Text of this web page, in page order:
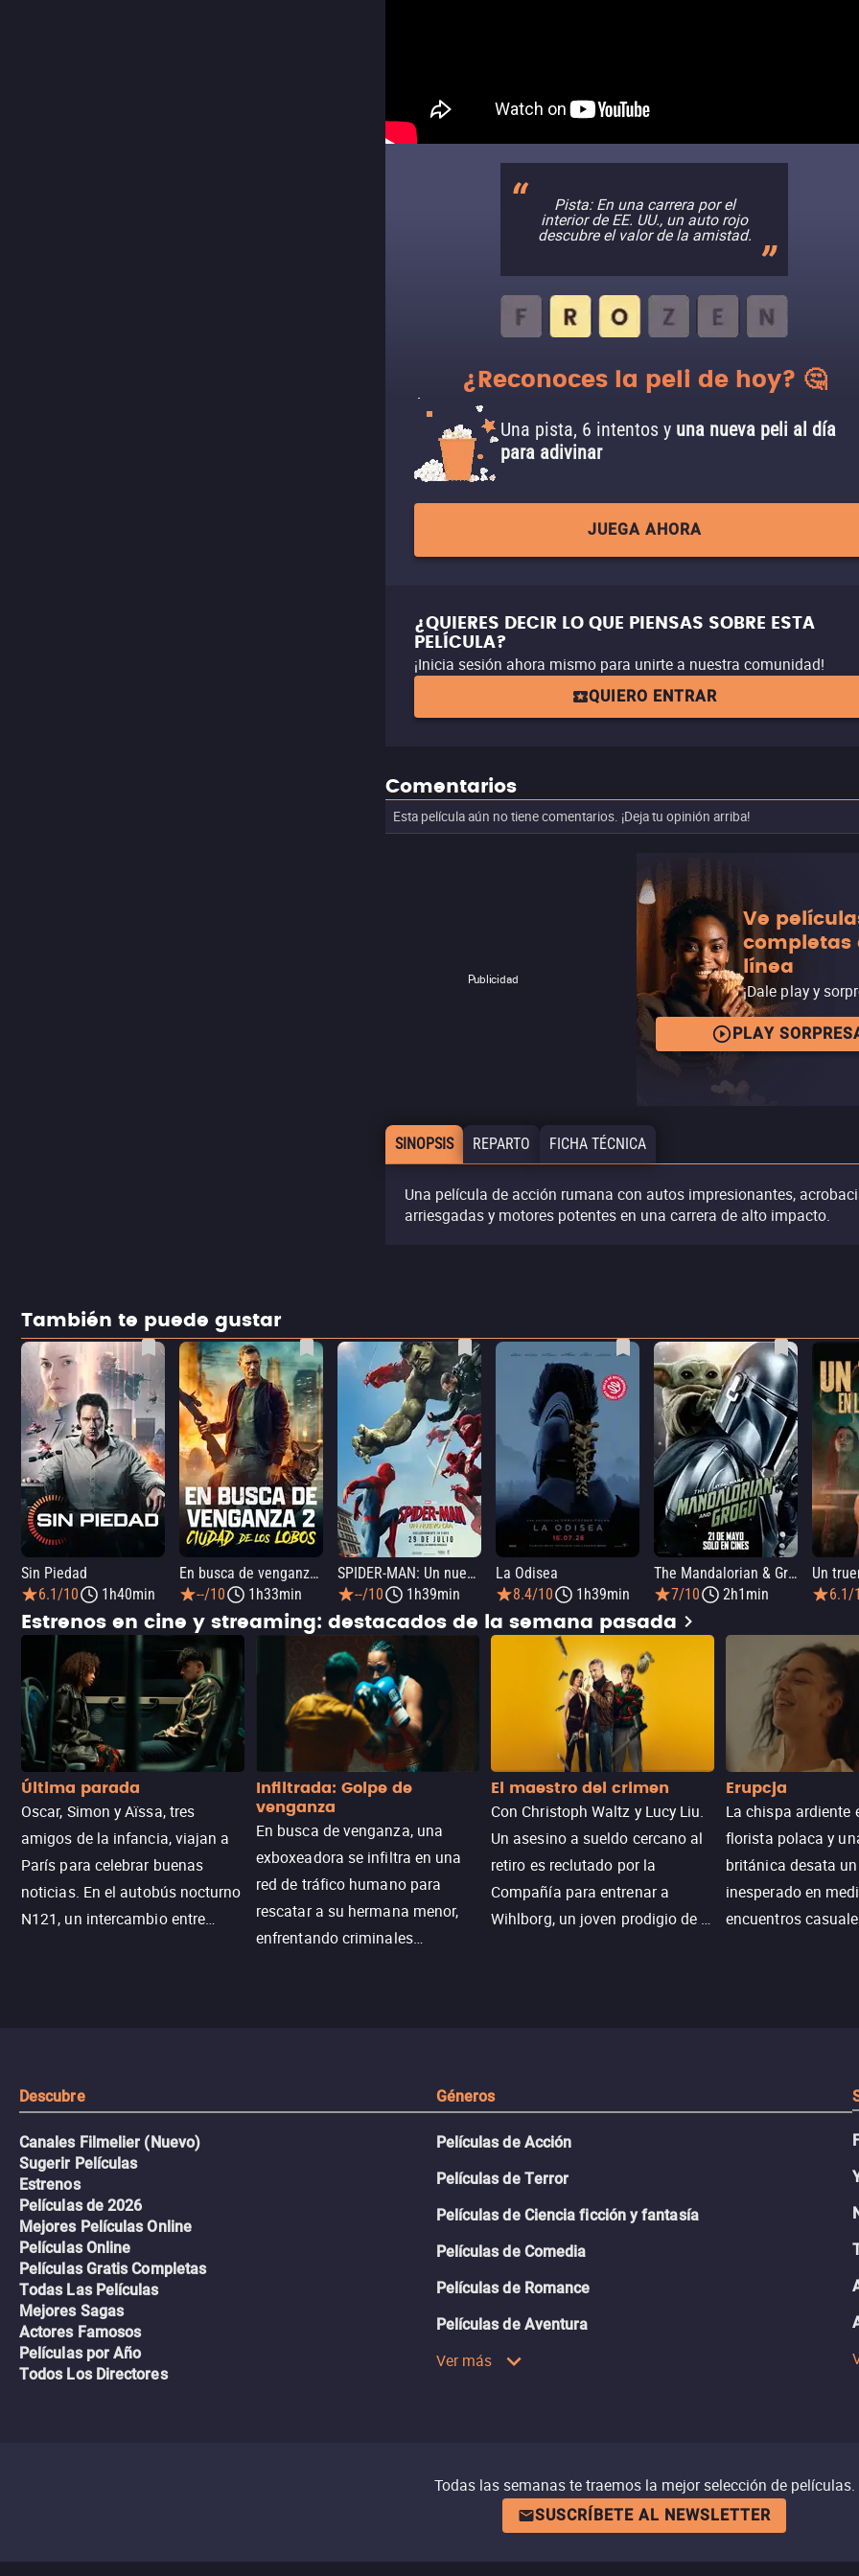
Pista: En una carrera por el
interior de EE. UU., un auto rojo
descubre el valor de la amistad.
¿Reconoces la peli de hoy? 🤔
Una pista, 6 intentos y una nueva peli al día
para adivinar
JUEGA AHORA
¿QUIERES DECIR LO QUE PIENSAS SOBRE ESTA
PELÍCULA?
¡Inicia sesión ahora mismo para unirte a nuestra comunidad!
QUIERO ENTRAR
Comentarios
Esta película aún no tiene comentarios. ¡Deja tu opinión arriba!
Publicidad
Ve
completas
línea
¡Dale play y
PLAY
SINOPSIS REPARTO FICHA TÉCNICA
Una película de acción rumana con autos impresionantes,
arriesgadas y motores potentes en una carrera de alto impacto.
También te puede gustar
Sin Piedad
6.1/10
1h40min
En busca de venganza 2: Ciudad de los lobos
--/10
1h33min
SPIDER-MAN: Un nuevo día
--/10
1h39min
La Odisea
8.4/10
1h39min
The Mandalorian & Grogu
7/10
2h1min
6.1/
Estrenos en cine y streaming: destacados de la semana pasada
Última parada
Oscar, Simon y Aïssa, tres
amigos de la infancia, viajan a
París para celebrar buenas
noticias. En el autobús nocturno
N121, un intercambio entre
Infiltrada: Golpe de
venganza
En busca de venganza, una
exboxeadora se infiltra en una
red de tráfico humano para
rescatar a su hermana menor,
enfrentando criminales
El maestro del crimen
Con Christoph Waltz y Lucy Liu.
Un asesino a sueldo cercano al
retiro es reclutado por la
Compañía para entrenar a
Wihlborg, un joven prodigio de la
Erupcja
La chispa ardiente
florista polaca y
británica desata
inesperado en
encuentros
Descubre
Canales Filmelier (Nuevo)
Sugerir Películas
Estrenos
Películas de 2026
Mejores Películas Online
Películas Online
Películas Gratis Completas
Todas Las Películas
Mejores Sagas
Actores Famosos
Películas por Año
Todos Los Directores
Géneros
Películas de Acción
Películas de Terror
Películas de Ciencia ficción y fantasía
Películas de Comedia
Películas de Romance
Películas de Aventura
Ver más
Todas las semanas te traemos la mejor selección de películas.
SUSCRÍBETE AL NEWSLETTER